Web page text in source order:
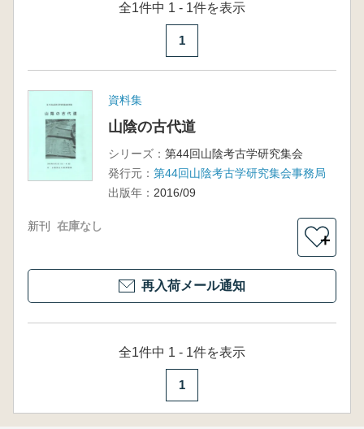
全1件中 1 - 1件を表示
1
資料集
山陰の古代道
シリーズ： 第44回山陰考古学研究集会
発行元： 第44回山陰考古学研究集会事務局
出版年： 2016/09
新刊 在庫なし
＋
再入荷メール通知
全1件中 1 - 1件を表示
1